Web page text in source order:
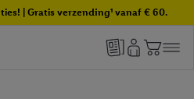
| Gratis verzending¹ vanaf € 60.